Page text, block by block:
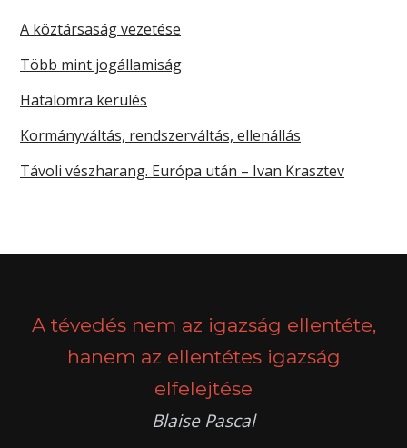
A köztársaság vezetése
Több mint jogállamiság
Hatalomra kerülés
Kormányváltás, rendszerváltás, ellenállás
Távoli vészharang. Európa után – Ivan Krasztev
A tévedés nem az igazság ellentéte,
hanem az ellentétes igazság
elfelejtése
Blaise Pascal